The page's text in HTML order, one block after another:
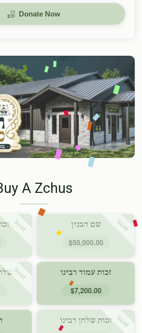
Donate Now
A Zchus
Sold שם הבנין
$50,000.00
Sold
זכות עמוד רבינו
$7,200.00
Sold
Sold זכות שלחן רבינו